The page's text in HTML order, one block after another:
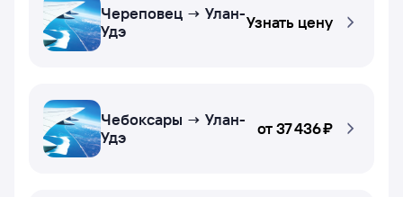
Череповец → Улан-
Удэ
Узнать цену
Чебоксары → Улан-
Удэ
от37 ⁠436 ⁠₽